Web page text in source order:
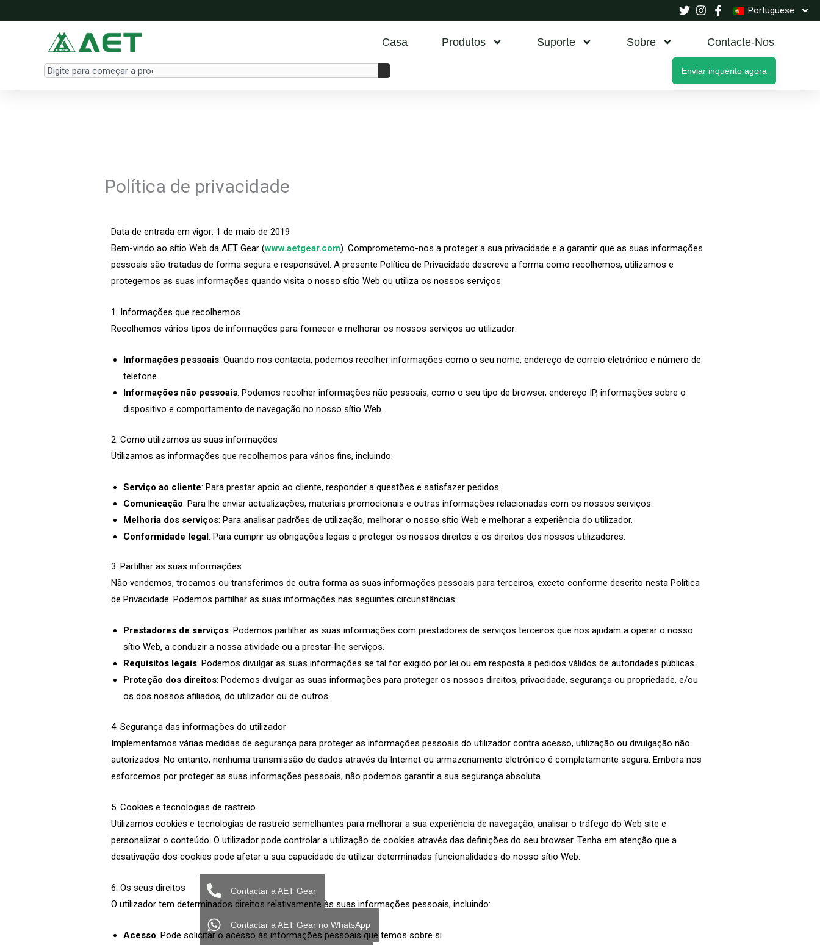
to
Portuguese
Casa Produtos Suporte Sobre Contacte-Nos
Search Enviar inquérito agora
Política de privacidade
Data de entrada em vigor: 1 de maio de 2019
Bem-vindo ao sítio Web da AET Gear (www.aetgear.com). Comprometemo-nos a proteger a sua privacidade e a garantir que as suas informações
pessoais são tratadas de forma segura e responsável. A presente Política de Privacidade descreve a forma como recolhemos, utilizamos e
protegemos as suas informações quando visita o nosso sítio Web ou utiliza os nossos serviços.
1. Informações que recolhemos
Recolhemos vários tipos de informações para fornecer e melhorar os nossos serviços ao utilizador:
Informações pessoais: Quando nos contacta, podemos recolher informações como o seu nome, endereço de correio eletrónico e número de
telefone.
Informações não pessoais: Podemos recolher informações não pessoais, como o seu tipo de browser, endereço IP, informações sobre o
dispositivo e comportamento de navegação no nosso sítio Web.
2. Como utilizamos as suas informações
Utilizamos as informações que recolhemos para vários fins, incluindo:
Serviço ao cliente: Para prestar apoio ao cliente, responder a questões e satisfazer pedidos.
Comunicação: Para lhe enviar actualizações, materiais promocionais e outras informações relacionadas com os nossos serviços.
Melhoria dos serviços: Para analisar padrões de utilização, melhorar o nosso sítio Web e melhorar a experiência do utilizador.
Conformidade legal: Para cumprir as obrigações legais e proteger os nossos direitos e os direitos dos nossos utilizadores.
3. Partilhar as suas informações
Não vendemos, trocamos ou transferimos de outra forma as suas informações pessoais para terceiros, exceto conforme descrito nesta Política
de Privacidade. Podemos partilhar as suas informações nas seguintes circunstâncias:
Prestadores de serviços: Podemos partilhar as suas informações com prestadores de serviços terceiros que nos ajudam a operar o nosso
sítio Web, a conduzir a nossa atividade ou a prestar-lhe serviços.
Requisitos legais: Podemos divulgar as suas informações se tal for exigido por lei ou em resposta a pedidos válidos de autoridades públicas.
Proteção dos direitos: Podemos divulgar as suas informações para proteger os nossos direitos, privacidade, segurança ou propriedade, e/ou
os dos nossos afiliados, do utilizador ou de outros.
4. Segurança das informações do utilizador
Implementamos várias medidas de segurança para proteger as informações pessoais do utilizador contra acesso, utilização ou divulgação não
autorizados. No entanto, nenhuma transmissão de dados através da Internet ou armazenamento eletrónico é completamente segura. Embora nos
esforcemos por proteger as suas informações pessoais, não podemos garantir a sua segurança absoluta.
5. Cookies e tecnologias de rastreio
Utilizamos cookies e tecnologias de rastreio semelhantes para melhorar a sua experiência de navegação, analisar o tráfego do Web site e
personalizar o conteúdo. O utilizador pode controlar a utilização de cookies através das definições do seu browser. Tenha em atenção que a
desativação dos cookies pode afetar a sua capacidade de utilizar determinadas funcionalidades do nosso sítio Web.
6. Os seus direitos
O utilizador tem determinados direitos relativamente às suas informações pessoais, incluindo:
Acesso: Pode solicitar o acesso às informações pessoais que temos sobre si.
Contactar a AET Gear
Contactar a AET Gear no WhatsApp